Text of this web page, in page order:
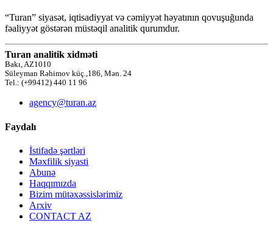
“Turan” siyasət, iqtisadiyyat və cəmiyyət həyatının qovuşuğunda
fəaliyyət göstərən müstəqil analitik qurumdur.
Turan analitik xidməti
Bakı, AZ1010
Süleyman Rəhimov küç.,186, Mən. 24
Tel.: (+99412) 440 11 96
agency@turan.az
Faydalı
İstifadə şərtləri
Məxfilik siyasti
Abunə
Haqqımızda
Bizim mütəxəssislərimiz
Arxiv
CONTACT AZ